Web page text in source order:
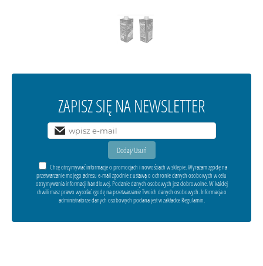
ZAPISZ SIĘ NA NEWSLETTER
Chcę otrzymywać informacje o promocjach i nowościach w sklepie. Wyrażam zgodę na
przetwarzanie mojego adresu e-mail zgodnie z ustawą o ochronie danych osobowych w celu
otrzymywania informacji handlowej. Podanie danych osobowych jest dobrowolne. W każdej
chwili masz prawo wycofać zgodę na przetwarzanie Twoich danych osobowych. Informacja o
administratorze danych osobowych podana jest w zakładce Regulamin.